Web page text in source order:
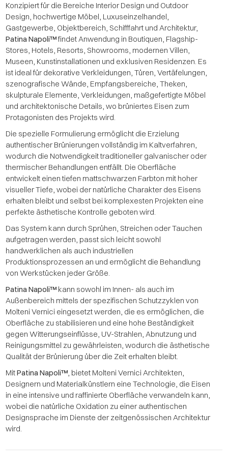
Konzipiert für die Bereiche Interior Design und Outdoor
Design, hochwertige Möbel, Luxuseinzelhandel,
Gastgewerbe, Objektbereich, Schifffahrt und Architektur,
Patina Napoli™findet Anwendung in Boutiquen, Flagship-
Stores, Hotels, Resorts, Showrooms, modernen Villen,
Museen, Kunstinstallationen und exklusiven Residenzen. Es
ist ideal für dekorative Verkleidungen, Türen, Vertäfelungen,
szenografische Wände, Empfangsbereiche, Theken,
skulpturale Elemente, Verkleidungen, maßgefertigte Möbel
und architektonische Details, wo brüniertes Eisen zum
Protagonisten des Projekts wird.
Die spezielle Formulierung ermöglicht die Erzielung
authentischer Brünierungen vollständig im Kaltverfahren,
wodurch die Notwendigkeit traditioneller galvanischer oder
thermischer Behandlungen entfällt. Die Oberfläche
entwickelt einen tiefen mattschwarzen Farbton mit hoher
visueller Tiefe, wobei der natürliche Charakter des Eisens
erhalten bleibt und selbst bei komplexesten Projekten eine
perfekte ästhetische Kontrolle geboten wird.
Das System kann durch Sprühen, Streichen oder Tauchen
aufgetragen werden, passt sich leicht sowohl
handwerklichen als auch industriellen
Produktionsprozessen an und ermöglicht die Behandlung
von Werkstücken jeder Größe.
Patina Napoli™ kann sowohl im Innen- als auch im
Außenbereich mittels der spezifischen Schutzzyklen von
Molteni Vernici eingesetzt werden, die es ermöglichen, die
Oberfläche zu stabilisieren und eine hohe Beständigkeit
gegen Witterungseinflüsse, UV-Strahlen, Abnutzung und
Reinigungsmittel zu gewährleisten, wodurch die ästhetische
Qualität der Brünierung über die Zeit erhalten bleibt.
MitPatina Napoli™, bietet Molteni Vernici Architekten,
Designern und Materialkünstlern eine Technologie, die Eisen
in eine intensive und raffinierte Oberfläche verwandeln kann,
wobei die natürliche Oxidation zu einer authentischen
Designsprache im Dienste der zeitgenössischen Architektur
wird.